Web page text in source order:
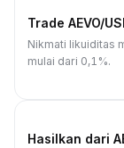
Trade AEVO/
Nikmati likuiditas
mulai dari 0,1%.
Hasilkan dari